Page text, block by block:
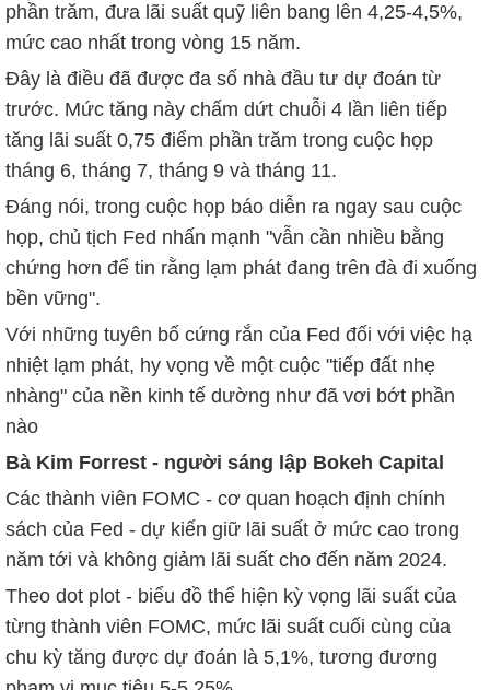
phần trăm, đưa lãi suất quỹ liên bang lên 4,25-4,5%,
mức cao nhất trong vòng 15 năm.
Đây là điều đã được đa số nhà đầu tư dự đoán từ
trước. Mức tăng này chấm dứt chuỗi 4 lần liên tiếp
tăng lãi suất 0,75 điểm phần trăm trong cuộc họp
tháng 6, tháng 7, tháng 9 và tháng 11.
Đáng nói, trong cuộc họp báo diễn ra ngay sau cuộc
họp, chủ tịch Fed nhấn mạnh "vẫn cần nhiều bằng
chứng hơn để tin rằng lạm phát đang trên đà đi xuống
bền vững".
Với những tuyên bố cứng rắn của Fed đối với việc hạ
nhiệt lạm phát, hy vọng về một cuộc "tiếp đất nhẹ
nhàng" của nền kinh tế dường như đã vơi bớt phần
nào
Bà Kim Forrest - người sáng lập Bokeh Capital
Các thành viên FOMC - cơ quan hoạch định chính
sách của Fed - dự kiến giữ lãi suất ở mức cao trong
năm tới và không giảm lãi suất cho đến năm 2024.
Theo dot plot - biểu đồ thể hiện kỳ vọng lãi suất của
từng thành viên FOMC, mức lãi suất cuối cùng của
chu kỳ tăng được dự đoán là 5,1%, tương đương